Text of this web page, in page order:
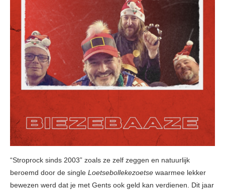
“Stroprock sinds 2003” zoals ze zelf zeggen en natuurlijk
beroemd door de single Loetsebollekezoetse waarmee lekker
bewezen werd dat je met Gents ook geld kan verdienen. Dit jaar